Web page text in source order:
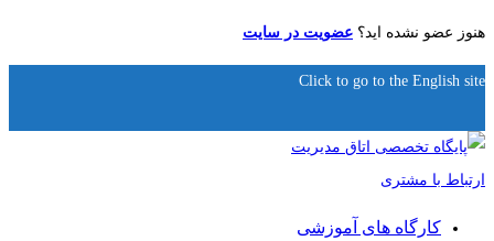
هنوز عضو نشده اید؟ عضویت در سایت
Click to go to the English site
کارگاه های آموزشی